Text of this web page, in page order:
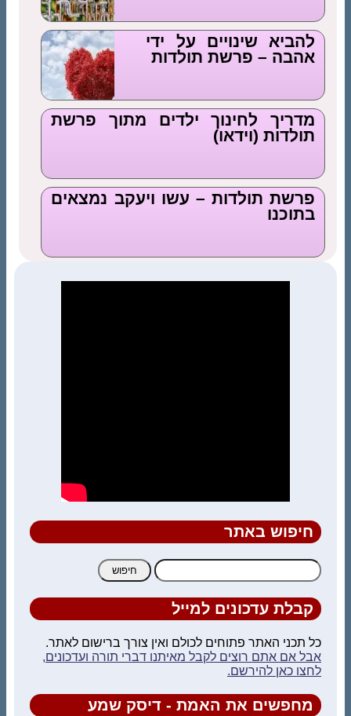
להביא שינויים על ידי
אהבה – פרשת תולדות
מדריך לחינוך ילדים מתוך פרשת
תולדות (וידאו)
פרשת תולדות – עשו ויעקב נמצאים
בתוכנו
חיפוש באתר
חיפוש:
קבלת עדכונים למייל
כל תכני האתר פתוחים לכולם ואין צורך ברישום לאתר.
אבל אם אתם רוצים לקבל מאיתנו דברי תורה ועדכונים,
לחצו כאן להירשם.
מחפשים את האמת - דיסק שמע